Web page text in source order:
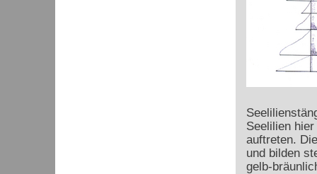
Seelilien
auftreten.
und bilden
gelb-